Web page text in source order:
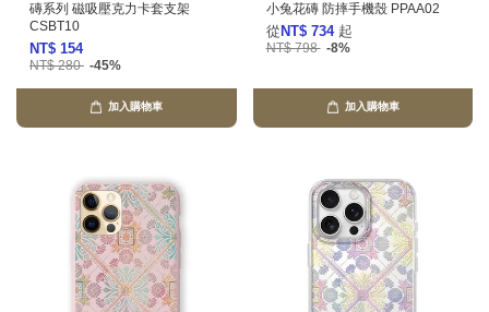
磚系列 磁吸壓克力卡套支架
CSBT10
NT$ 154
NT$ 280 -45%
加入購物車
小兔花磚 防摔手機殼 PPAA02
從 NT$ 734 起
NT$ 798 -8%
加入購物車